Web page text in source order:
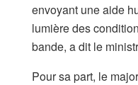
envoyant une aide
lumière des
bande, a dit le
Pour sa part, le